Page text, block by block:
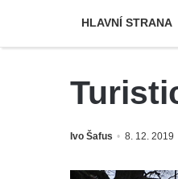
HLAVNÍ STRANA
Ivo Šafus 8. 12. 2019